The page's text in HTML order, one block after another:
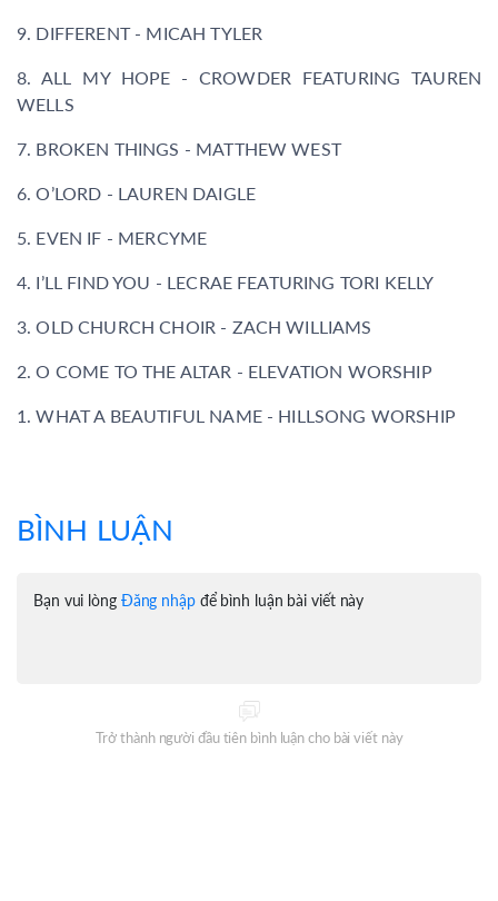
9. DIFFERENT - MICAH TYLER
8. ALL MY HOPE - CROWDER FEATURING TAUREN
WELLS
7. BROKEN THINGS - MATTHEW WEST
6. O’LORD - LAUREN DAIGLE
5. EVEN IF - MERCYME
4. I’LL FIND YOU - LECRAE FEATURING TORI KELLY
3. OLD CHURCH CHOIR - ZACH WILLIAMS
2. O COME TO THE ALTAR - ELEVATION WORSHIP
1. WHAT A BEAUTIFUL NAME - HILLSONG WORSHIP
BÌNH LUẬN
Bạn vui lòng Đăng nhậpđể bình luận bài viết này
Trở thành người đầu tiên bình luận cho bài viết này